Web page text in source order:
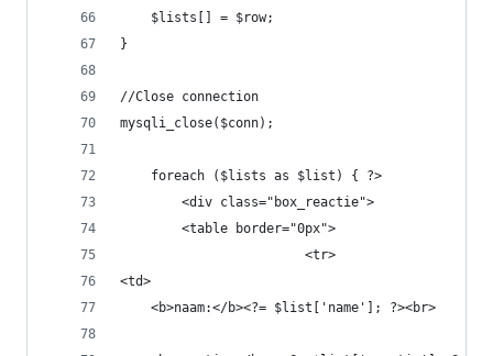
    $lists[] = $row;
}
//Close connection
mysqli_close($conn);
    foreach ($lists as $list) { ?>
        <div class="box_reactie">
        <table border="0px">
                        <tr>
<td>
    <b>naam:</b><?= $list['name']; ?><br>